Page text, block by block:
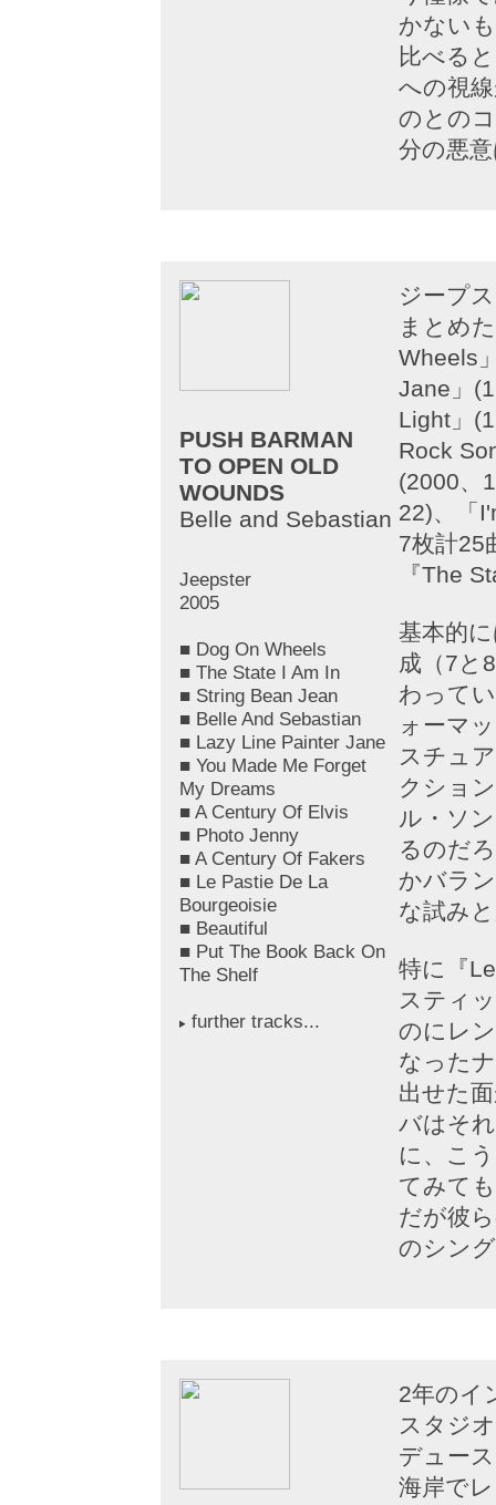
かない
比べる
への視
のとの
分の悪
PUSH BARMAN
TO OPEN OLD
WOUNDS
Belle and Sebastian
Jeepster
2005
■ Dog On Wheels
■ The State I Am In
■ String Bean Jean
■ Belle And Sebastian
■ Lazy Line Painter Jane
■ You Made Me Forget
My Dreams
■ A Century Of Elvis
■ Photo Jenny
■ A Century Of Fakers
■ Le Pastie De La
Bourgeoisie
■ Beautiful
■ Put The Book Back On
The Shelf
further tracks...
ジープ
まとめ
Wheels
Jane」
Light」
Rock
(2000、
22)、「
7枚計25
『The
基本的
成（7と
わって
ォーマ
スチュ
クショ
ル・ソ
るのだ
かバラ
な試み
特に『
スティ
のにレ
なった
出せた
バはそ
に、こ
てみて
だが彼
のシン
2年のイ
スタジ
デュー
海岸で